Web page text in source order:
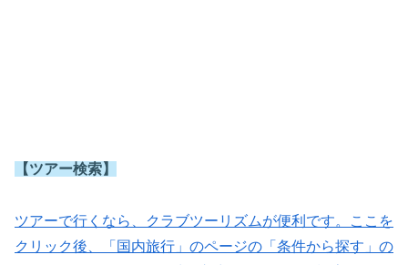
【ツアー検索】
ツアーで行くなら、クラブツーリズムが便利です。ここを
クリック後、「国内旅行」のページの「条件から探す」の